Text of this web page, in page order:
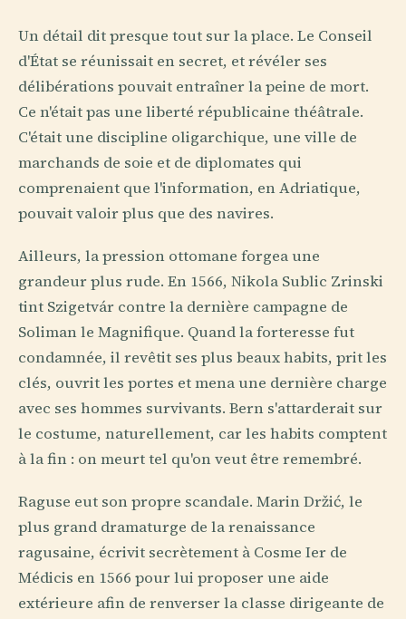
Un détail dit presque tout sur la place. Le Conseil
d'État se réunissait en secret, et révéler ses
délibérations pouvait entraîner la peine de mort.
Ce n'était pas une liberté républicaine théâtrale.
C'était une discipline oligarchique, une ville de
marchands de soie et de diplomates qui
comprenaient que l'information, en Adriatique,
pouvait valoir plus que des navires.
Ailleurs, la pression ottomane forgea une
grandeur plus rude. En 1566, Nikola Sublic Zrinski
tint Szigetvár contre la dernière campagne de
Soliman le Magnifique. Quand la forteresse fut
condamnée, il revêtit ses plus beaux habits, prit les
clés, ouvrit les portes et mena une dernière charge
avec ses hommes survivants. Bern s'attarderait sur
le costume, naturellement, car les habits comptent
à la fin : on meurt tel qu'on veut être remembré.
Raguse eut son propre scandale. Marin Držić, le
plus grand dramaturge de la renaissance
ragusaine, écrivit secrètement à Cosme Ier de
Médicis en 1566 pour lui proposer une aide
extérieure afin de renverser la classe dirigeante de